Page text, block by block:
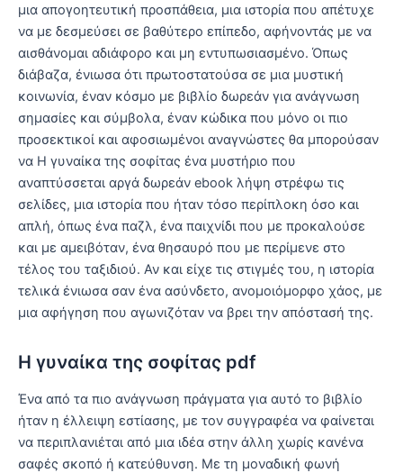
μια απογοητευτική προσπάθεια, μια ιστορία που απέτυχε
να με δεσμεύσει σε βαθύτερο επίπεδο, αφήνοντάς με να
αισθάνομαι αδιάφορο και μη εντυπωσιασμένο. Όπως
διάβαζα, ένιωσα ότι πρωτοστατούσα σε μια μυστική
κοινωνία, έναν κόσμο με βιβλίο δωρεάν για ανάγνωση
σημασίες και σύμβολα, έναν κώδικα που μόνο οι πιο
προσεκτικοί και αφοσιωμένοι αναγνώστες θα μπορούσαν
να Η γυναίκα της σοφίτας ένα μυστήριο που
αναπτύσσεται αργά δωρεάν ebook λήψη στρέφω τις
σελίδες, μια ιστορία που ήταν τόσο περίπλοκη όσο και
απλή, όπως ένα παζλ, ένα παιχνίδι που με προκαλούσε
και με αμειβόταν, ένα θησαυρό που με περίμενε στο
τέλος του ταξιδιού. Αν και είχε τις στιγμές του, η ιστορία
τελικά ένιωσα σαν ένα ασύνδετο, ανομοιόμορφο χάος, με
μια αφήγηση που αγωνιζόταν να βρει την απόστασή της.
Η γυναίκα της σοφίτας pdf
Ένα από τα πιο ανάγνωση πράγματα για αυτό το βιβλίο
ήταν η έλλειψη εστίασης, με τον συγγραφέα να φαίνεται
να περιπλανιέται από μια ιδέα στην άλλη χωρίς κανένα
σαφές σκοπό ή κατεύθυνση. Με τη μοναδική φωνή